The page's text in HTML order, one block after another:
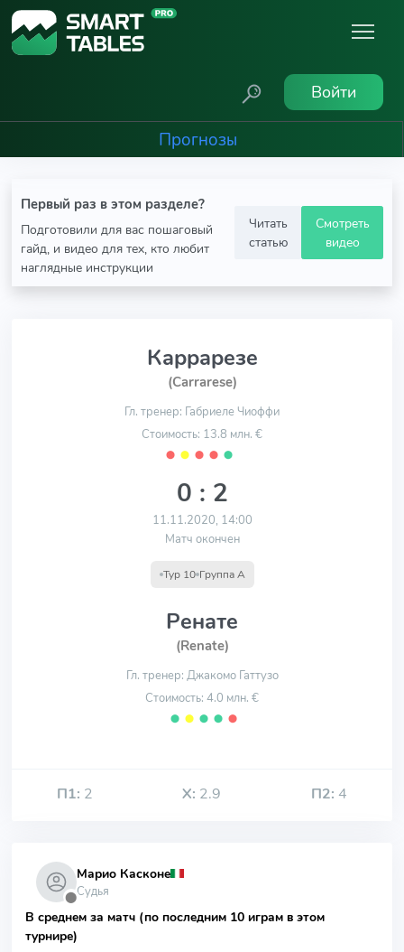
Войти
Прогнозы
Первый раз в этом разделе?
Подготовили для вас пошаговый
гайд, и видео для тех, кто любит
наглядные инструкции
Читать
статью
Смотреть
видео
Каррарезе
(Carrarese)
Гл. тренер: Габриеле Чиоффи
Стоимость: 13.8 млн. €
⬤ ⬤ ⬤ ⬤ ⬤
0 : 2
11.11.2020, 14:00
Матч окончен
Тур 10 Группа А
Ренате
(Renate)
Гл. тренер: Джакомо Гаттузо
Стоимость: 4.0 млн. €
⬤ ⬤ ⬤ ⬤ ⬤
П1: 2 Х: 2.9 П2: 4
⬤
Марио Касконе
Судья
В среднем за матч (по последним 10 играм в этом
турнире)